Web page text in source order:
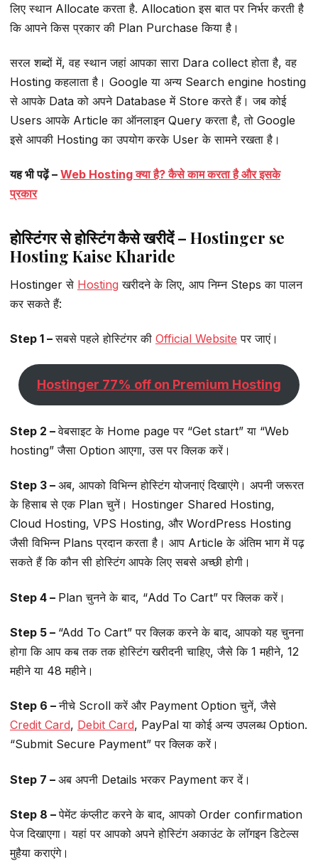
लिए स्थान Allocate करता है. Allocation इस बात पर निर्भर करती है
कि आपने किस प्रकार की Plan Purchase किया है।
सरल शब्दों में, वह स्थान जहां आपका सारा Dara collect होता है, वह
Hosting कहलाता है। Google या अन्य Search engine hosting
से आपके Data को अपने Database में Store करते हैं। जब कोई
Users आपके Article का ऑनलाइन Query करता है, तो Google
इसे आपकी Hosting का उपयोग करके User के सामने रखता है।
यह भी पढ़ें – Web Hosting क्या है? कैसे काम करता है और इसके
प्रकार
होस्टिंगर से होस्टिंग कैसे खरीदें – Hostinger se
Hosting Kaise Kharide
Hostinger से Hosting खरीदने के लिए, आप निम्न Steps का पालन
कर सकते हैं:
Step 1 –सबसे पहले होस्टिंगर की Official Website पर जाएं।
Hostinger 77% off on Premium Hosting
Step 2 –वेबसाइट के Home page पर “Get start” या “Web
hosting” जैसा Option आएगा, उस पर क्लिक करें।
Step 3 – अब, आपको विभिन्न होस्टिंग योजनाएं दिखाएंगे। अपनी जरूरत
के हिसाब से एक Plan चुनें। Hostinger Shared Hosting,
Cloud Hosting, VPS Hosting, और WordPress Hosting
जैसी विभिन्न Plans प्रदान करता है। आप Article के अंतिम भाग में पढ़
सकते हैं कि कौन सी होस्टिंग आपके लिए सबसे अच्छी होगी।
Step 4 – Plan चुनने के बाद, “Add To Cart” पर क्लिक करें।
Step 5 – “Add To Cart” पर क्लिक करने के बाद, आपको यह चुनना
होगा कि आप कब तक तक होस्टिंग खरीदनी चाहिए, जैसे कि 1 महीने, 12
महीने या 48 महीने।
Step 6 –नीचे Scroll करें और Payment Option चुनें, जैसे
Credit Card, Debit Card, PayPal या कोई अन्य उपलब्ध Option.
“Submit Secure Payment” पर क्लिक करें।
Step 7 – अब अपनी Details भरकर Payment कर दें।
Step 8 –पेमेंट कंप्लीट करने के बाद, आपको Order confirmation
पेज दिखाएगा। यहां पर आपको अपने होस्टिंग अकाउंट के लॉगइन डिटेल्स
मुहैया कराएंगे।